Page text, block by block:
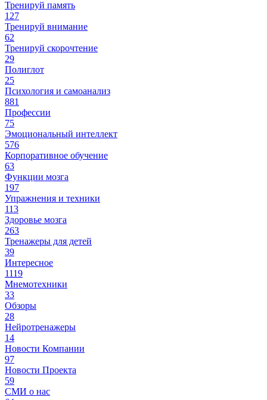
Тренируй память
127
Тренируй внимание
62
Тренируй скорочтение
29
Полиглот
25
Психология и самоанализ
881
Профессии
75
Эмоциональный интеллект
576
Корпоративное обучение
63
Функции мозга
197
Упражнения и техники
113
Здоровье мозга
263
Тренажеры для детей
39
Интересное
1119
Мнемотехники
33
Обзоры
28
Нейротренажеры
14
Новости Компании
97
Новости Проекта
59
СМИ о нас